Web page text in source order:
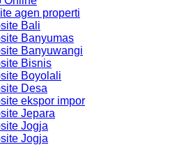
agen properti
Bali
Banyumas
Banyuwangi
Bisnis
Boyolali
Desa
ekspor impor
Jepara
Jogja
Jogja